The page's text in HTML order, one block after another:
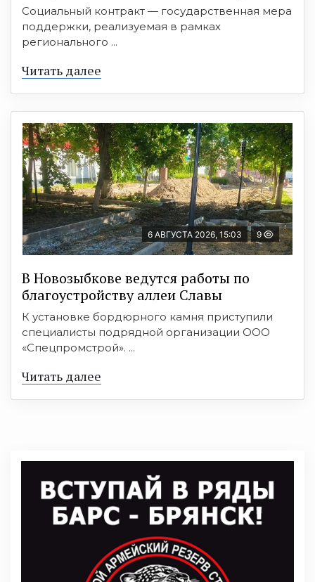
Социальный контракт — государственная мера
поддержки, реализуемая в рамках
регионального ...
Читать далее
6 АВГУСТА 2026, 15:03 9
В Новозыбкове ведутся работы по
благоустройству аллеи Славы
К установке бордюрного камня приступили
специалисты подрядной организации ООО
«Спецпромстрой». ...
Читать далее